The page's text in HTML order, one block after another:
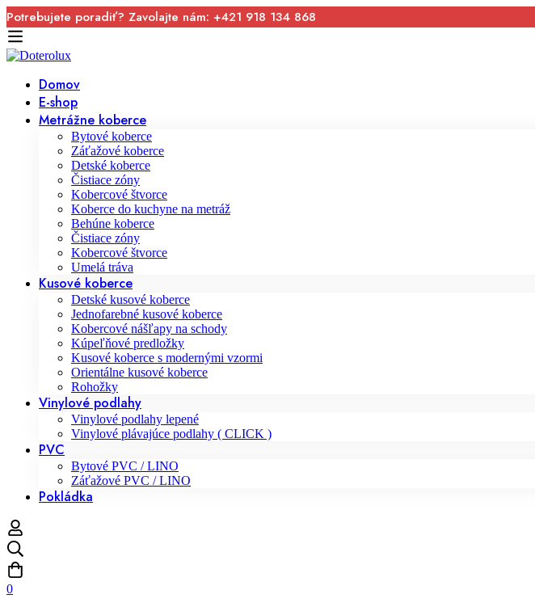
Potrebujete poradiť? Zavolajte nám: +421 918 134 868
Domov
E-shop
Metrážne koberce
Bytové koberce
Záťažové koberce
Detské koberce
Čistiace zóny
Kobercové štvorce
Koberce do kuchyne na metráž
Behúne koberce
Čistiace zóny
Kobercové štvorce
Umelá tráva
Kusové koberce
Detské kusové koberce
Jednofarebné kusové koberce
Kobercové nášľapy na schody
Kúpeľňové predložky
Kusové koberce s modernými vzormi
Orientálne kusové koberce
Rohožky
Vinylové podlahy
Vinylové podlahy lepené
Vinylové plávajúce podlahy ( CLICK )
PVC
Bytové PVC / LINO
Záťažové PVC / LINO
Pokládka
0